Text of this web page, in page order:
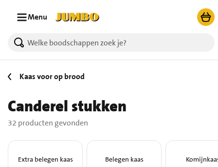
Menu
32 producten gevonden.
Kaas voor op brood
Canderel stukken
32 producten gevonden
Extra belegen kaas Belegen kaas